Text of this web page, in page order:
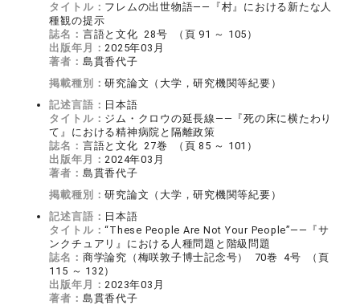
タイトル： フレムの出世物語――『村』における新たな人
種観の提示
誌名： 言語と文化 28号 （頁 91 ～ 105）
出版年月：2025年03月
著者： 島貫香代子
掲載種別：研究論文（大学，研究機関等紀要）
記述言語： 日本語
タイトル： ジム・クロウの延長線――『死の床に横たわり
て』における精神病院と隔離政策
誌名： 言語と文化 27巻 （頁 85 ～ 101）
出版年月：2024年03月
著者： 島貫香代子
掲載種別：研究論文（大学，研究機関等紀要）
記述言語： 日本語
タイトル：“These People Are Not Your People”――『サ
ンクチュアリ』における人種問題と階級問題
誌名： 商学論究（梅咲敦子博士記念号） 70巻 4号 （頁
115 ～ 132）
出版年月：2023年03月
著者： 島貫香代子